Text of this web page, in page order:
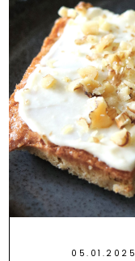
05.01.2025